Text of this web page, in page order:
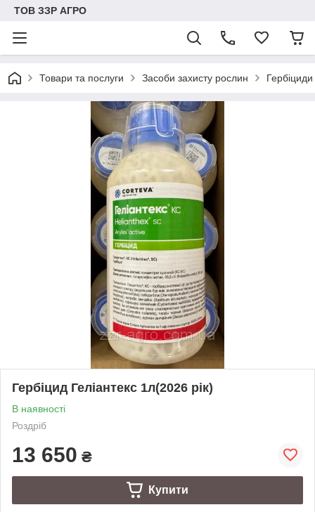
ТОВ ЗЗР АГРО
Товари та послуги Засоби захисту рослин Гербіциди
Гербіцид Геліантекс 1л(2026 рік)
В наявності
Роздріб
13 650 ₴
Купити